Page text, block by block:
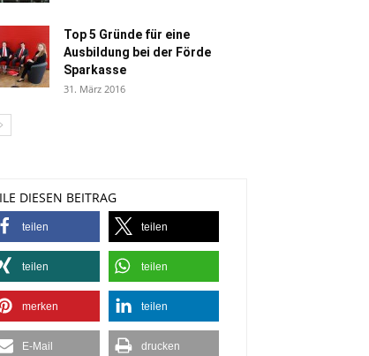
Top 5 Gründe für eine
Ausbildung bei der Förde
Sparkasse
31. März 2016
DIESEN BEITRAG
teilen teilen
teilen teilen
merken teilen
E-Mail drucken